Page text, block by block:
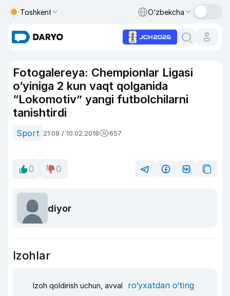
Toshkent O‘zbekcha
Fotogalereya: Chempionlar Ligasi
o‘yiniga 2 kun vaqt qolganida
“Lokomotiv” yangi futbolchilarni
tanishtirdi
Sport 21:09 / 10.02.2018 657
0 0
diyor
Izohlar
Izoh qoldirish uchun, avval ro‘yxatdan o‘ting